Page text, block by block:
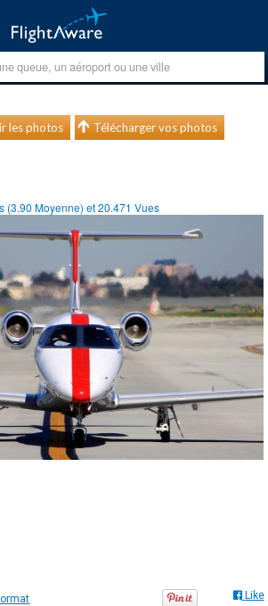
les photos Télécharger vos photos
(3.90 Moyenne) et20.471 Vues
Like